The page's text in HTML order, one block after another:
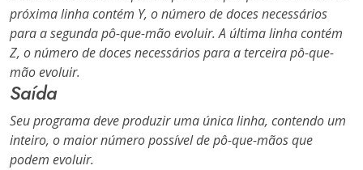
próxima linha contém Y, o número de doces necessários
para a segunda pô-que-mão evoluir. A última linha contém
Z, o número de doces necessários para a terceira pô-que-
mão evoluir.
Saída
Seu programa deve produzir uma única linha, contendo um
inteiro, o maior número possível de pô-que-mãos que
podem evoluir.